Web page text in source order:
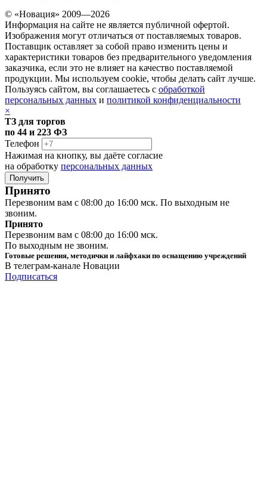
© «Новация» 2009—2026
Информация на сайте не является публичной офертой.
Изображения могут отличаться от поставляемых товаров.
Поставщик оставляет за собой право изменить цены и
характеристики товаров без предварительного уведомления
заказчика, если это не влияет на качество поставляемой
продукции. Мы используем cookie, чтобы делать сайт лучше.
Пользуясь сайтом, вы соглашаетесь с обработкой
персональных данных и политикой конфиденциальности
×
ТЗ для торгов
по 44 и 223 ФЗ
Телефон
Нажимая на кнопку, вы даёте согласие
на обработку персональных данных
Принято
Перезвоним вам с 08:00 до 16:00 мск. По выходным не
звоним.
Принято
Перезвоним вам с 08:00 до 16:00 мск.
По выходным не звоним.
Готовые решения, методички и лайфхаки по оснащению учреждений
В телеграм-канале Новации
Подписаться